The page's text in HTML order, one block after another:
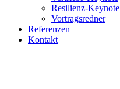
Resilienz-Keynote
Vortragsredner
Referenzen
Kontakt